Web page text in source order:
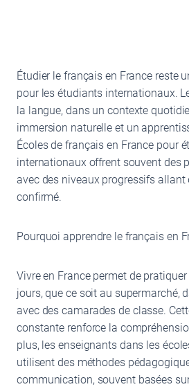
Étudier le français en France reste
pour les étudiants internationaux.
la langue, dans un contexte
immersion naturelle et un
Écoles de français en France pour
internationaux offrent souvent des
avec des niveaux progressifs allant
confirmé.
Pourquoi apprendre le français en
Vivre en France permet de
jours, que ce soit au supermarché,
avec des camarades de classe.
constante renforce la
plus, les enseignants dans les
utilisent des méthodes
communication, souvent basées